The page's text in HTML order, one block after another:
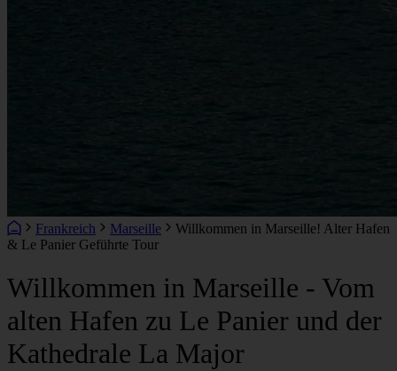
Frankreich Marseille
Willkommen in Marseille! Alter Hafen
& Le Panier Geführte Tour
Willkommen in Marseille - Vom
alten Hafen zu Le Panier und der
Kathedrale La Major